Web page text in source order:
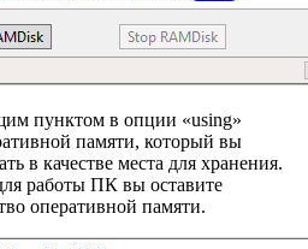
пунктом в опции «using»
памяти, который вы
в качестве места для хранения.
работы ПК вы оставите
оперативной памяти.